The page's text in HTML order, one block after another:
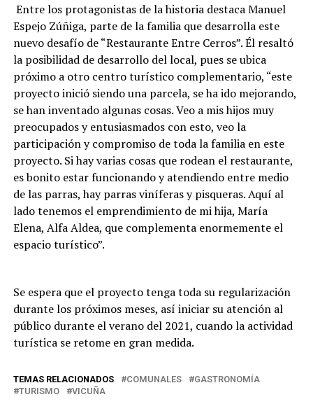
Entre los protagonistas de la historia destaca Manuel
Espejo Zúñiga, parte de la familia que desarrolla este
nuevo desafío de “Restaurante Entre Cerros”. Él resaltó
la posibilidad de desarrollo del local, pues se ubica
próximo a otro centro turístico complementario, “este
proyecto inició siendo una parcela, se ha ido mejorando,
se han inventado algunas cosas. Veo a mis hijos muy
preocupados y entusiasmados con esto, veo la
participación y compromiso de toda la familia en este
proyecto. Si hay varias cosas que rodean el restaurante,
es bonito estar funcionando y atendiendo entre medio
de las parras, hay parras viníferas y pisqueras. Aquí al
lado tenemos el emprendimiento de mi hija, María
Elena, Alfa Aldea, que complementa enormemente el
espacio turístico”.
Se espera que el proyecto tenga toda su regularización
durante los próximos meses, así iniciar su atención al
público durante el verano del 2021, cuando la actividad
turística se retome en gran medida.
TEMAS RELACIONADOS COMUNALES
GASTRONOMÍA
TURISMO
VICUÑA